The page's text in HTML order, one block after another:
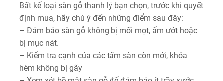
Bất kể loại sàn gỗ thanh lý bạn chọn, trước khi quyết
định mua, hãy chú ý đến những điểm sau đây:
– Đảm bảo sàn gỗ không bị mối mọt, ẩm ướt hoặc
bị mục nát.
– Kiểm tra cạnh của các tấm sàn còn mới, khóa
hèm không bị gãy